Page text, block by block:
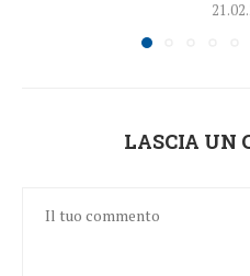
LASCIA UN